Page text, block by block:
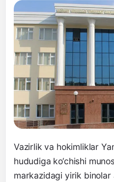
Vazirlik va hokimliklar
hududiga ko‘chishi
markazidagi yirik binolar